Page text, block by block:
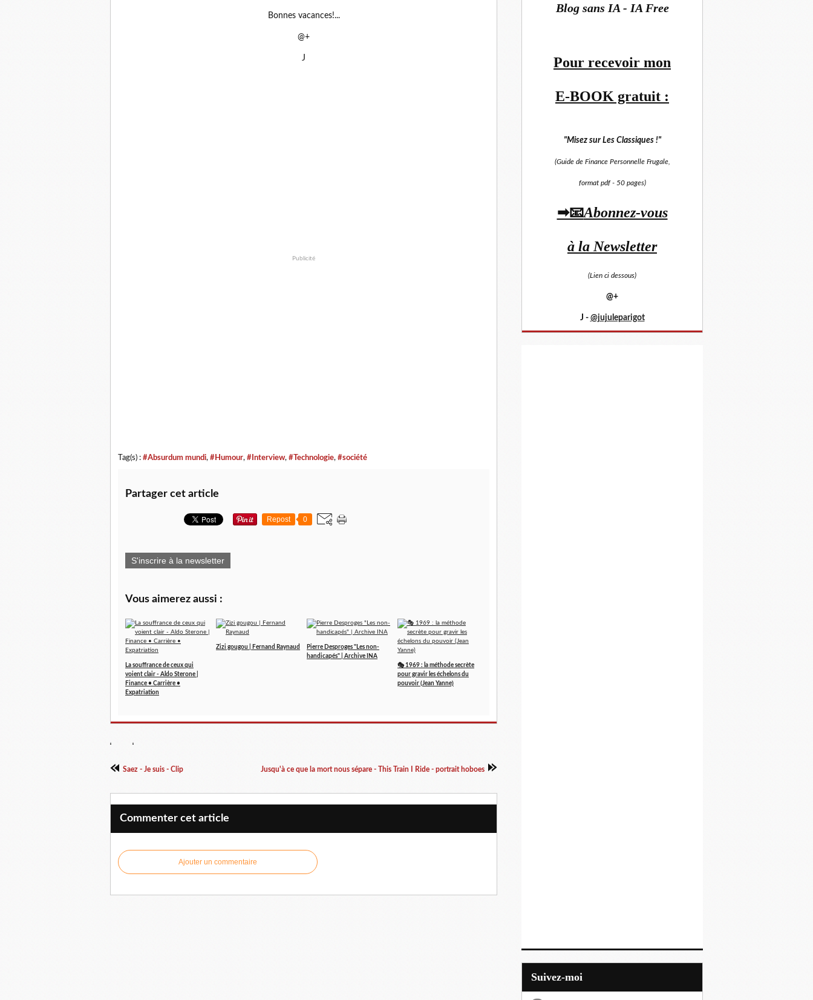
Bonnes vacances!...
@+
J
Publicité
Tag(s) : #Absurdum mundi, #Humour, #Interview, #Technologie, #société
Partager cet article
Repost 0
S'inscrire à la newsletter
Vous aimerez aussi :
La souffrance de ceux qui
voient clair - Aldo Sterone |
Finance • Carrière •
Expatriation
Zizi gougou | Fernand Raynaud
Pierre Desproges "Les non-
handicapés" | Archive INA
🎭 1969 : la méthode secrète
pour gravir les échelons du
pouvoir (Jean Yanne)
Saez - Je suis - Clip Jusqu'à ce que la mort nous sépare - This Train I Ride - portrait hoboes
Commenter cet article
Ajouter un commentaire
Blog sans IA - IA Free
Pour recevoir mon
E-BOOK gratuit :
"Misez sur Les Classiques !"
(Guide de Finance Personnelle Frugale,
format pdf - 50 pages)
➡📧Abonnez-vous
à la Newsletter
(Lien ci dessous)
@+
J - @jujuleparigot
Suivez-moi